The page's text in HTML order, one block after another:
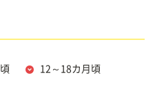
12～18カ月頃